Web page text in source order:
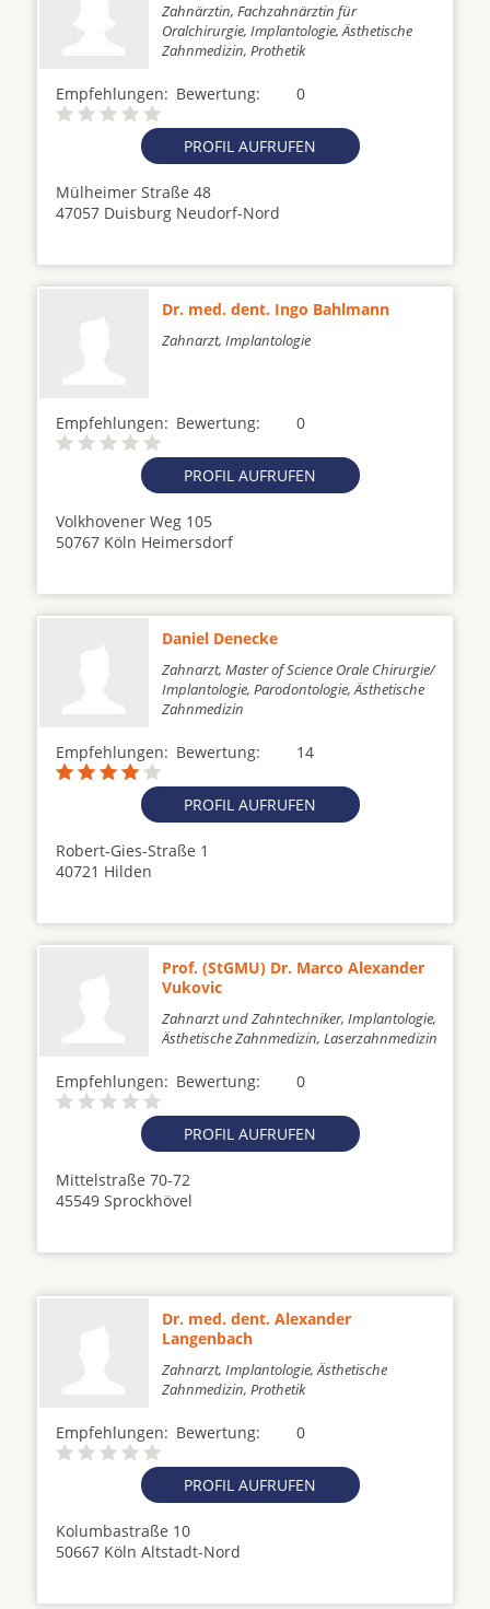
Zahnärztin, Fachzahnärztin für
Oralchirurgie, Implantologie, Ästhetische
Zahnmedizin, Prothetik
Empfehlungen: 0
Bewertung:
PROFIL AUFRUFEN
Mülheimer Straße 48
47057 Duisburg Neudorf-Nord
Dr. med. dent. Ingo Bahlmann
Zahnarzt, Implantologie
Empfehlungen: 0
Bewertung:
PROFIL AUFRUFEN
Volkhovener Weg 105
50767 Köln Heimersdorf
Daniel Denecke
Zahnarzt, Master of Science Orale Chirurgie/
Implantologie, Parodontologie, Ästhetische
Zahnmedizin
Empfehlungen: 14
Bewertung:
PROFIL AUFRUFEN
Robert-Gies-Straße 1
40721 Hilden
Prof. (StGMU) Dr. Marco Alexander
Vukovic
Zahnarzt und Zahntechniker, Implantologie,
Ästhetische Zahnmedizin, Laserzahnmedizin
Empfehlungen: 0
Bewertung:
PROFIL AUFRUFEN
Mittelstraße 70-72
45549 Sprockhövel
Dr. med. dent. Alexander
Langenbach
Zahnarzt, Implantologie, Ästhetische
Zahnmedizin, Prothetik
Empfehlungen: 0
Bewertung:
PROFIL AUFRUFEN
Kolumbastraße 10
50667 Köln Altstadt-Nord